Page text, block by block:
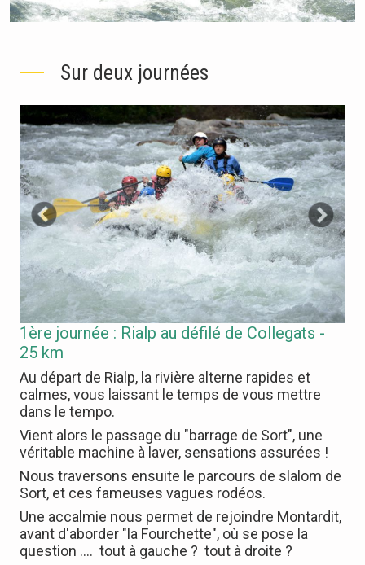
Sur deux journées
1ère journée : Rialp au défilé de Collegats -
25 km
Au départ de Rialp, la rivière alterne rapides et
calmes, vous laissant le temps de vous mettre
dans le tempo.
Vient alors le passage du "barrage de Sort", une
véritable machine à laver, sensations assurées !
Nous traversons ensuite le parcours de slalom de
Sort, et ces fameuses vagues rodéos.
Une accalmie nous permet de rejoindre Montardit,
avant d'aborder "la Fourchette", où se pose la
question .... tout à gauche ? tout à droite ?